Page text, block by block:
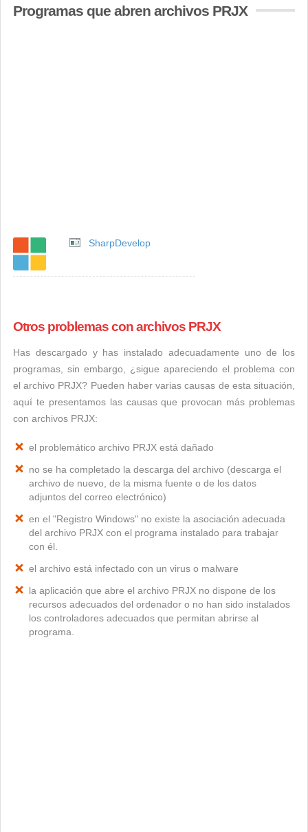
Programas que abren archivos PRJX
SharpDevelop
Otros problemas con archivos PRJX
Has descargado y has instalado adecuadamente uno de los
programas, sin embargo, ¿sigue apareciendo el problema con
el archivo PRJX? Pueden haber varias causas de esta situación,
aquí te presentamos las causas que provocan más problemas
con archivos PRJX:
el problemático archivo PRJX está dañado
no se ha completado la descarga del archivo (descarga el
archivo de nuevo, de la misma fuente o de los datos
adjuntos del correo electrónico)
en el "Registro Windows" no existe la asociación adecuada
del archivo PRJX con el programa instalado para trabajar
con él.
el archivo está infectado con un virus o malware
la aplicación que abre el archivo PRJX no dispone de los
recursos adecuados del ordenador o no han sido instalados
los controladores adecuados que permitan abrirse al
programa.